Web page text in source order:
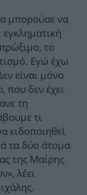
μπορούσε να
το
Εγώ έχω
είναι μόνο
που δεν έχει
τη
τι
ειδοποιηθεί
τα δύο άτομα
της Μαίρης
λέει